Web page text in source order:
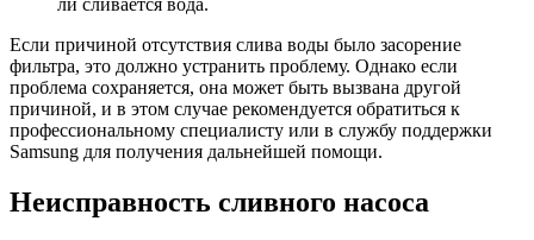
Если причиной отсутствия слива воды было засорение
фильтра, это должно устранить проблему. Однако если
проблема сохраняется, она может быть вызвана другой
причиной, и в этом случае рекомендуется обратиться к
профессиональному специалисту или в службу поддержки
Samsung для получения дальнейшей помощи.
Неисправность сливного насоса